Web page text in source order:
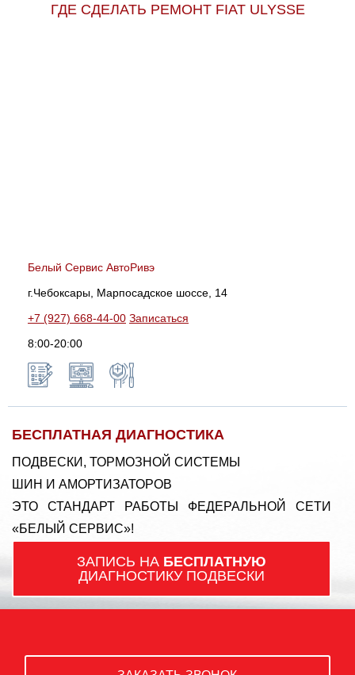
ГДЕ СДЕЛАТЬ РЕМОНТ FIAT ULYSSE
Белый Сервис АвтоРивэ
г.Чебоксары, Марпосадское шоссе, 14
+7 (927) 668-44-00 Записаться
8:00-20:00
БЕСПЛАТНАЯ ДИАГНОСТИКА
ПОДВЕСКИ, ТОРМОЗНОЙ СИСТЕМЫ
ШИН И АМОРТИЗАТОРОВ
ЭТО СТАНДАРТ РАБОТЫ ФЕДЕРАЛЬНОЙ СЕТИ
«БЕЛЫЙ СЕРВИС»!
ЗАПИСЬ НА БЕСПЛАТНУЮ
ДИАГНОСТИКУ ПОДВЕСКИ